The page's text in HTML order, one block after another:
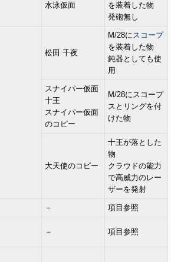
水泳仮面
を装着した物
発砲無し
松田 千夜
M/28に スコープ
を装着した物
鈍器としても使
用
スナイパー仮面
十王
スナイパー仮面
のコピー
M/28にスコープ
スとリングを付
けた物
大天使のコピー
十王が落とした
物
クラウドの能力
で高威力のレー
ザーを発射
－ 項目参照
－ 項目参照